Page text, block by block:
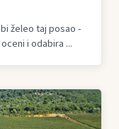
želeo taj posao -
i odabira ...